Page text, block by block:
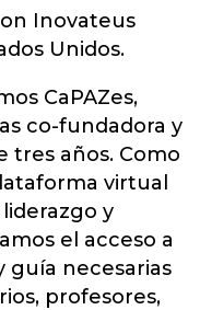
Inovateus
Unidos.
CaPAZes,
co-fundadora y
tres años. Como
virtual
y
el acceso a
guía necesarias
profesores,